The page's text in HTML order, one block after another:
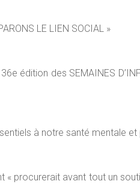
LE LIEN SOCIAL »
édition des SEMAINES
à notre santé mentale et
« procurerait avant tout un